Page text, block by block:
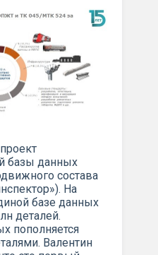
базы данных
состава
На
базе данных
деталей.
пополняется
Валентин